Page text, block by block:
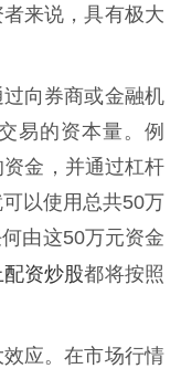
来说，具有极大
向券商或金融机
易的资本量。例
金，并通过杠杆
以使用总共50万
由这50万元资金
资炒股都将按照
应。在市场行情